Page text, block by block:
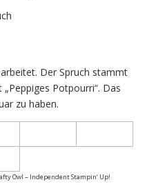
Der Spruch stammt
Potpourri“. Das
zu haben.
Owl – Independent Stampin‘ Up!